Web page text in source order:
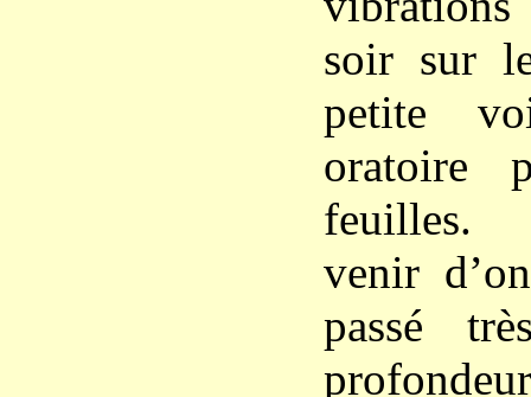
soir sur
petite
oratoire
feuilles.
venir
passé